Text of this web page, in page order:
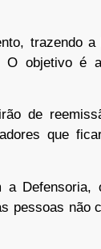
trazendo
objetivo é
de
que
a
pessoas não